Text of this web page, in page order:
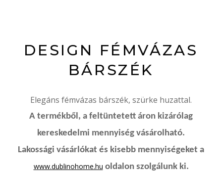
DESIGN FÉMVÁZAS
BÁRSZÉK
Elegáns fémvázas bárszék, szürke huzattal.
A termékből, a feltüntetett áron kizárólag
kereskedelmi mennyiség vásárolható.
Lakossági vásárlókat és kisebb mennyiségeket a
www.dublinohome.hu oldalon szolgálunk ki.